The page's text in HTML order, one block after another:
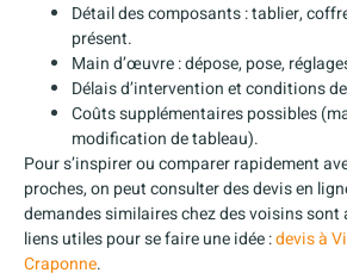
Détail des composants : tablier,
présent.
Main d’œuvre : dépose, pose,
Délais d’intervention et conditions
Coûts supplémentaires possibles
modification de tableau).
Pour s’inspirer ou comparer rapidement
proches, on peut consulter des devis en
demandes similaires chez des voisins sont
liens utiles pour se faire une idée :devis à
Craponne.